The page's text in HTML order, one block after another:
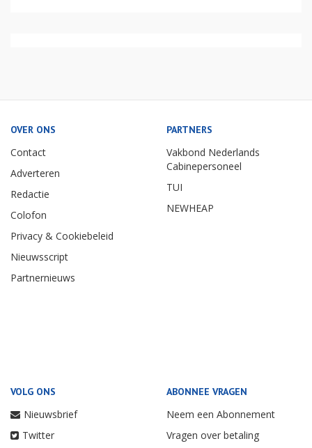
OVER ONS
Contact
Adverteren
Redactie
Colofon
Privacy & Cookiebeleid
Nieuwsscript
Partnernieuws
PARTNERS
Vakbond Nederlands
Cabinepersoneel
TUI
NEWHEAP
VOLG ONS
Nieuwsbrief
Twitter
ABONNEE VRAGEN
Neem een Abonnement
Vragen over betaling